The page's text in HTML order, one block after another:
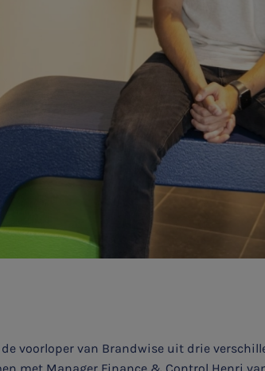
voorloper van Brandwise uit drie